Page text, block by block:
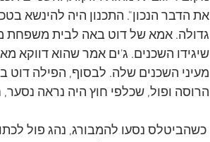
את הדבר הנכון". התכנון היה להינשא
גדולה. אמא של דוט באה לבית משפחת
שיגידו השכנים. ג'ים אמר שהוא דווקא
מעיני השכנים שלה. לבסוף, הפילה דוט
הרוסה ופול, שכלפי חוץ היה נראה
כשהביטלס נסעו להמבורג, נהג פול